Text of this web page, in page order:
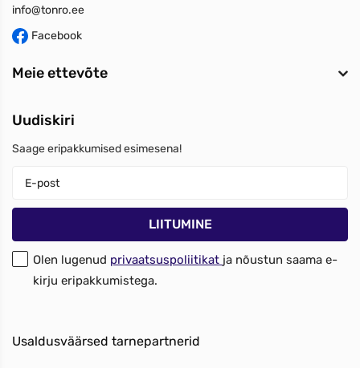
info@tonro.ee
Facebook
Meie ettevõte
Uudiskiri
Saage eripakkumised esimesena!
Olen lugenud privaatsuspoliitikat ja nõustun saama e-
kirju eripakkumistega.
Usaldusväärsed tarnepartnerid